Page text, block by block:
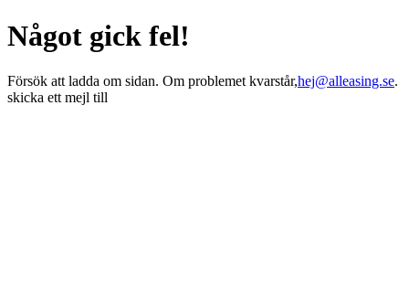
Något gick fel!
Försök att ladda om sidan. Om problemet kvarstår,hej@alleasing.se.
skicka ett mejl till